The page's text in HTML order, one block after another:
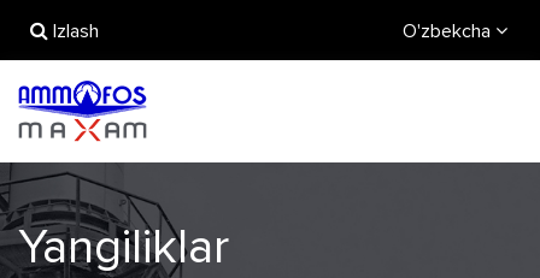
Izlash O'zbekcha
Yangiliklar